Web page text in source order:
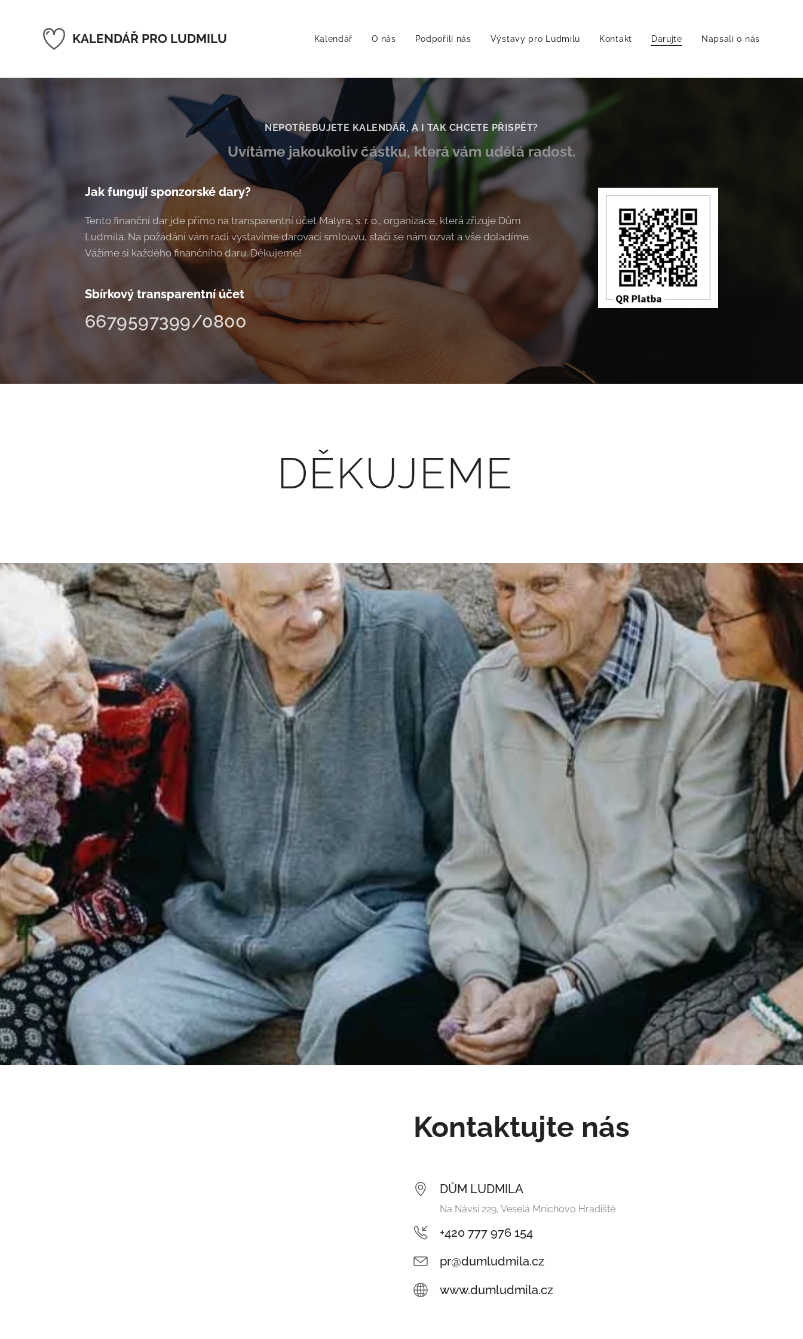
KALENDÁŘ PRO LUDMILU Kalendář O nás Podpořili nás Výstavy pro Ludmilu Kontakt Darujte Napsali o nás
NEPOTŘEBUJETE KALENDÁŘ, A I TAK CHCETE PŘISPĚT?
Uvítáme jakoukoliv částku, která vám udělá radost.
Jak fungují sponzorské dary?
Tento finanční dar jde přímo na transparentní účet Malyra, s. r. o., organizace, která zřizuje Dům
Ludmila. Na požádání vám rádi vystavíme darovací smlouvu, stačí se nám ozvat a vše doladíme.
Vážíme si každého finančního daru. Děkujeme!
Sbírkový transparentní účet
6679597399/0800
DĚKUJEME
Kontaktujte nás
DŮM LUDMILA
Na Návsi 229, Veselá Mnichovo Hradiště
+420 777 976 154
pr@dumludmila.cz
www.dumludmila.cz